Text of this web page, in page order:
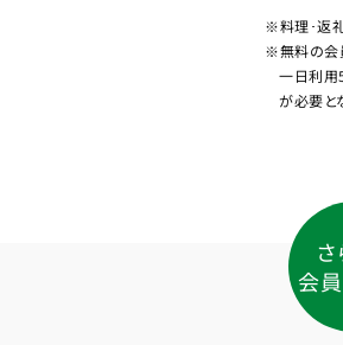
※料理･返
※無料の会
一日利用
が必要と
さ
会